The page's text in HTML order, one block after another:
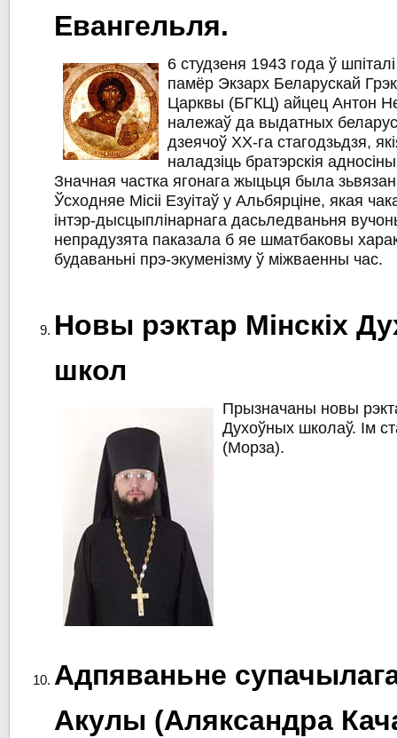
Евангельля.
6 студзеня 1943 года ў
памёр Экзарх Беларускай
Царквы (БГКЦ) айцец Антон
належаў да выдатных
дзеячоў ХХ-га стагодзьдзя,
наладзіць братэрскія
Значная частка ягонага жыцьця была
Ўсходняе Місіі Езуітаў у Альбярціне, якая
інтэр-дысцыплінарнага дасьледваньня
непрадузята паказала б яе шматбаковы
будаваньні прэ-экуменізму ў міжваенны час.
Новы рэктар Мінскіх
школ
Прызначаны новы
Духоўных школаў. Ім
(Морза).
Адпяваньне
Акулы (Аляксандра